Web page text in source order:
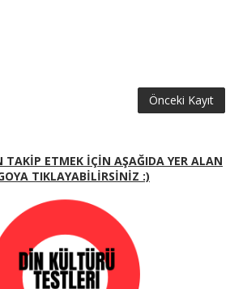
Önceki Kayıt
TAKİP ETMEK İÇİN AŞAĞIDA YER ALAN
TIKLAYABİLİRSİNİZ :)